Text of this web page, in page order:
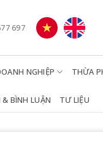
697
NGHIỆP THỪA
& BÌNH LUẬN TƯ LIỆU